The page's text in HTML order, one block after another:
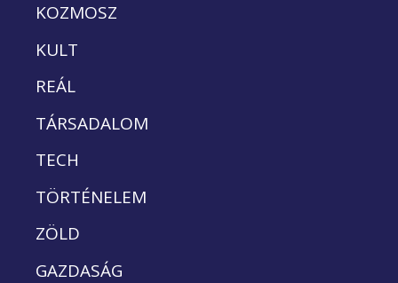
KOZMOSZ
KULT
REÁL
TÁRSADALOM
TECH
TÖRTÉNELEM
ZÖLD
GAZDASÁG